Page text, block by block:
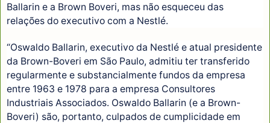
Ballarin e a Brown Boveri, mas não esqueceu das
relações do executivo com a Nestlé.
“Oswaldo Ballarin, executivo da Nestlé e atual presidente
da Brown-Boveri em São Paulo, admitiu ter transferido
regularmente e substancialmente fundos da empresa
entre 1963 e 1978 para a empresa Consultores
Industriais Associados. Oswaldo Ballarin (e a Brown-
Boveri) são, portanto, culpados de cumplicidade em